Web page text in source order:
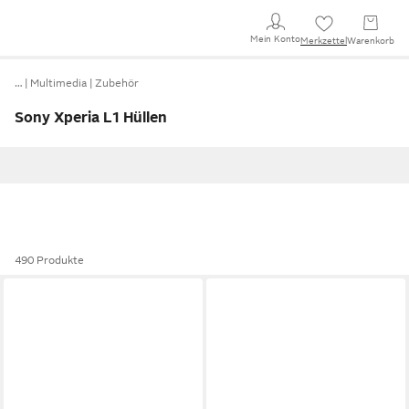
Mein KontoMerkzettel Warenkorb
… Multimedia Zubehör
Sony Xperia L1 Hüllen
490 Produkte